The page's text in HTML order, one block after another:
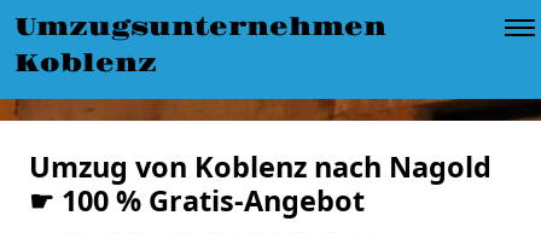
Umzugsunternehmen
Koblenz
Umzug von Koblenz nach Nagold
☛ 100 % Gratis-Angebot